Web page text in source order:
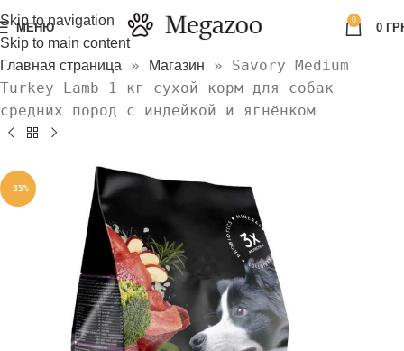
Skip to navigation
Skip to main content
МЕНЮ
0
0
Главная страница » Магазин » Savory Medium
Turkey Lamb 1 кг сухой корм для собак
средних пород с индейкой и ягнёнком
-35%